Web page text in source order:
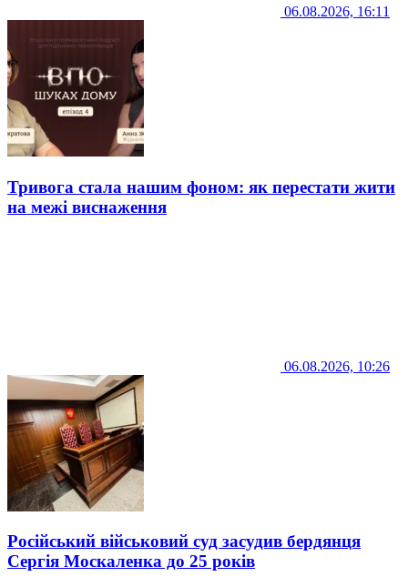
06.08.2026, 16:11
Тривога стала нашим фоном: як перестати жити
на межі виснаження
06.08.2026, 10:26
Російський військовий суд засудив бердянця
Сергія Москаленка до 25 років